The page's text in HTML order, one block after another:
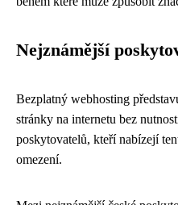
Nejznámější
Bezplatný webhosting
stránky na internetu bez
poskytovatelů, kteří nabízejí
omezení.